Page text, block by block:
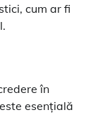
cum ar fi
în
esențială